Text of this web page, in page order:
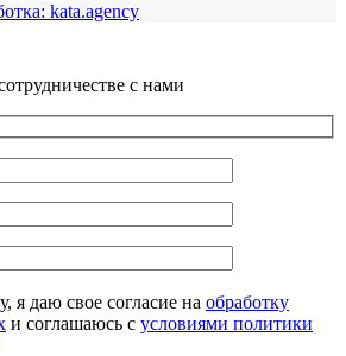
kata.agency
с нами
я даю свое согласие на обработку
и соглашаюсь с условиями политики